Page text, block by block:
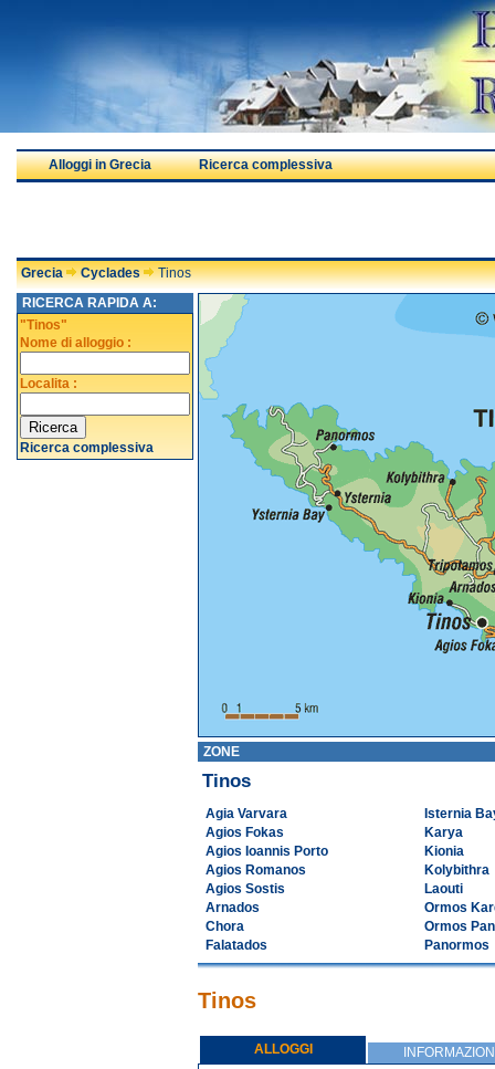
Alloggi in Grecia Ricerca complessiva
Grecia Cyclades
Tinos
RICERCA RAPIDA A:
"Tinos"
Nome di alloggio :
Localita :
Ricerca complessiva
ZONE
Tinos
Agia Varvara
Agios Fokas
Agios Ioannis Porto
Agios Romanos
Agios Sostis
Arnados
Chora
Falatados
Isternia
Karya
Kionia
Kolybithra
Laouti
Ormos
Ormos
Panormos
Tinos
ALLOGGI